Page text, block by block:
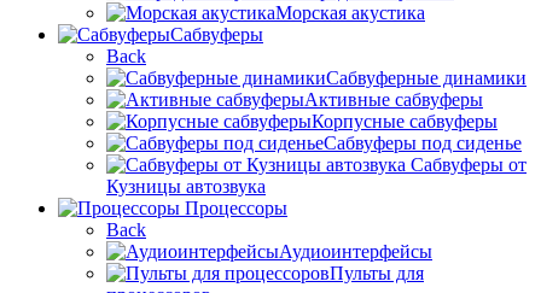
Морская акустика
Сабвуферы
Back
Сабвуферные динамики
Активные сабвуферы
Корпусные сабвуферы
Сабвуферы под сиденье
Сабвуферы от
Кузницы автозвука
Процессоры
Back
Аудиоинтерфейсы
Пульты для